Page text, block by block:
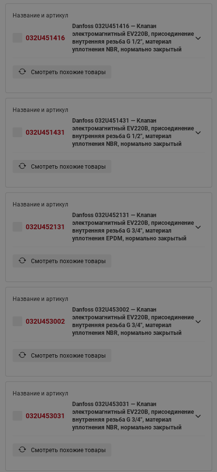
032U451416
Danfoss 032U451416 — Клапан
электромагнитный EV220B, присоединение
внутренняя резьба G 1/2", материал
уплотнения NBR, нормально закрытый
Смотреть похожие товары
032U451431
Danfoss 032U451431 — Клапан
электромагнитный EV220B, присоединение
внутренняя резьба G 1/2", материал
уплотнения NBR, нормально закрытый
Смотреть похожие товары
032U452131
Danfoss 032U452131 — Клапан
электромагнитный EV220B, присоединение
внутренняя резьба G 3/4", материал
уплотнения EPDM, нормально закрытый
Смотреть похожие товары
032U453002
Danfoss 032U453002 — Клапан
электромагнитный EV220B, присоединение
внутренняя резьба G 3/4", материал
уплотнения NBR, нормально закрытый
Смотреть похожие товары
032U453031
Danfoss 032U453031 — Клапан
электромагнитный EV220B, присоединение
внутренняя резьба G 3/4", материал
уплотнения NBR, нормально закрытый
Смотреть похожие товары